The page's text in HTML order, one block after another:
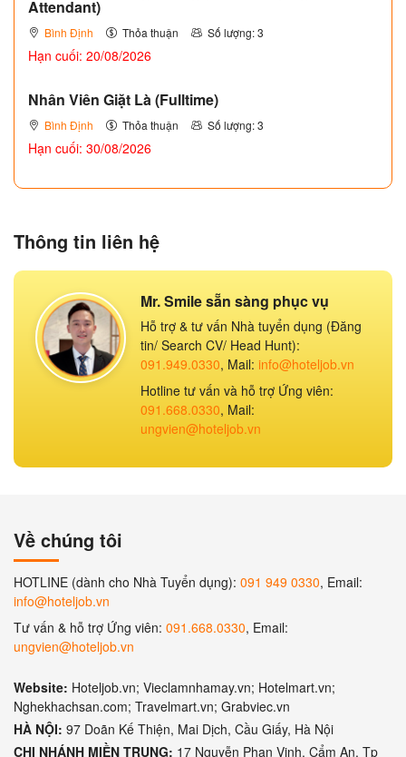
Attendant)
Bình Định Thỏa thuận Số lượng: 3
Hạn cuối: 20/08/2026
Nhân Viên Giặt Là (Fulltime)
Bình Định Thỏa thuận Số lượng: 3
Hạn cuối: 30/08/2026
Thông tin liên hệ
Mr. Smile sẵn sàng phục vụ
Hỗ trợ & tư vấn Nhà tuyển dụng (Đăng
tin/ Search CV/ Head Hunt):
091.949.0330, Mail: info@hoteljob.vn
Hotline tư vấn và hỗ trợ Ứng viên:
091.668.0330, Mail:
ungvien@hoteljob.vn
Về chúng tôi
HOTLINE (dành cho Nhà Tuyển dụng): 091 949 0330, Email:
info@hoteljob.vn
Tư vấn & hỗ trợ Ứng viên: 091.668.0330, Email:
ungvien@hoteljob.vn
Website: Hoteljob.vn; Vieclamnhamay.vn; Hotelmart.vn;
Nghekhachsan.com; Travelmart.vn; Grabviec.vn
HÀ NỘI: 97 Doãn Kế Thiện, Mai Dịch, Cầu Giấy, Hà Nội
CHI NHÁNH MIỀN TRUNG: 17 Nguyễn Phan Vinh, Cẩm An, Tp